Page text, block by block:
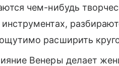
чем-нибудь
расширить
Венеры делает